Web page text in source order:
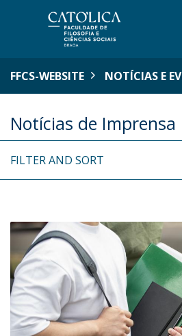
FFCS-WEBSITE NOTÍCIAS E
Notícias de Imprensa
FILTER AND SORT